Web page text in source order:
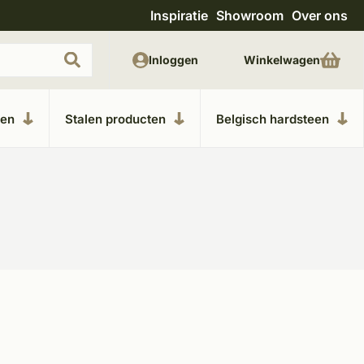
Uitgebreide showroom in Kesteren Unieke
Inspiratie Showroom Over ons
Stalen producten Belgisch hardsteen
Inloggen Winkelwagen